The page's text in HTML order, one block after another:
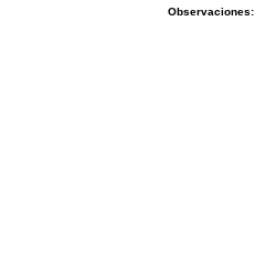
Observaciones: